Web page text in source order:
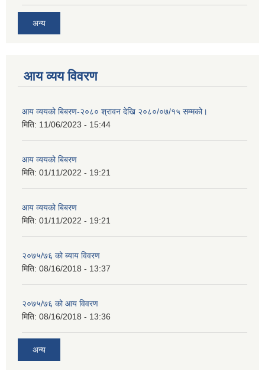
अन्य
आय व्यय विवरण
आय व्ययको बिबरण-२०८० श्रावन देखि २०८०/०७/१५ सम्मको।
मिति: 11/06/2023 - 15:44
आय व्ययको बिबरण
मिति: 01/11/2022 - 19:21
आय व्ययको बिबरण
मिति: 01/11/2022 - 19:21
२०७५/७६ को ब्याय विवरण
मिति: 08/16/2018 - 13:37
२०७५/७६ को आय विवरण
मिति: 08/16/2018 - 13:36
अन्य